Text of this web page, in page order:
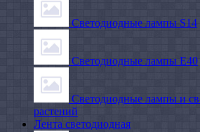
Светодиодные лампы S14
Светодиодные лампы Е40
Светодиодные лампы и
растений
Лента светодиодная